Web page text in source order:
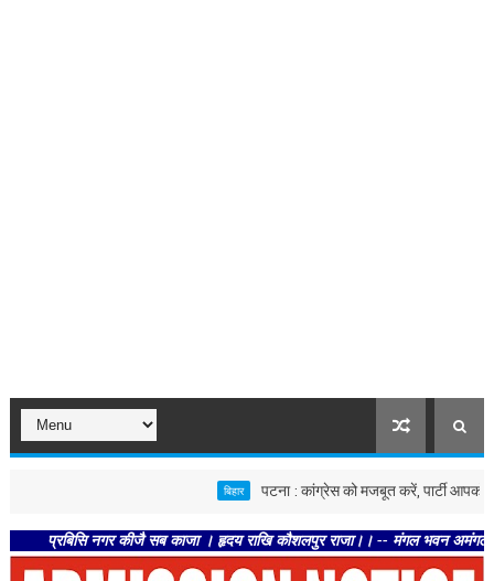
पटना : कांग्रेस को मजबूत करें, पार्टी आपको मजबूत
नगर कीजै सब काजा । हृदय राखि कौशलपुर राजा।। -- मंगल भवन अमंगल हारी।